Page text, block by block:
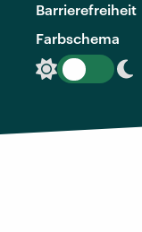
Barrierefreiheit
Farbschema